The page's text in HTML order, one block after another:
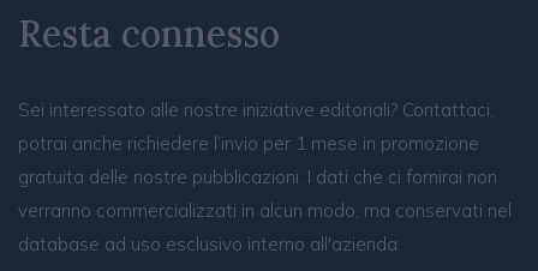
Resta connesso
Sei interessato alle nostre iniziative editoriali? Contattaci,
potrai anche richiedere l’invio per 1 mese in promozione
gratuita delle nostre pubblicazioni. I dati che ci fornirai non
verranno commercializzati in alcun modo, ma conservati nel
database ad uso esclusivo interno all'azienda.